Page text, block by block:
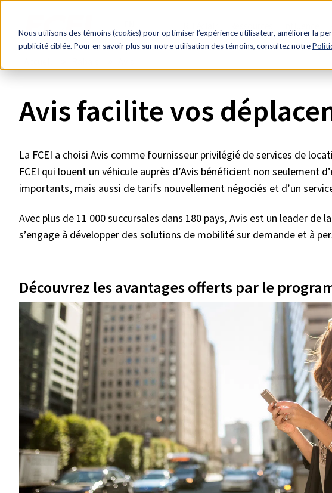
Nous utilisons des témoins (cookies) pour optimiser l’expérience utilisateur, améliorer la
publicité ciblée. Pour en savoir plus sur notre utilisation des témoins, consultez notre
Avis facilite vos
La FCEI a choisi Avis comme fournisseur privilégié de services de
FCEI qui louent un véhicule auprès d’Avis bénéficient non seulement
importants, mais aussi de tarifs nouvellement négociés et d’un
Avec plus de 11 000 succursales dans 180 pays, Avis est un leader de
s’engage à développer des solutions de mobilité sur demande et à
Découvrez les avantages offerts par le